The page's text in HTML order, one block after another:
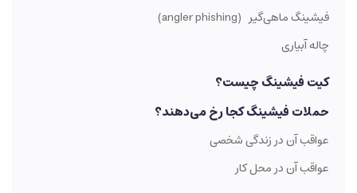
فیشینگ ماهی‌گیر (angler phishing)
چاله آبیاری
کیت فیشینگ چیست؟
حملات فیشینگ کجا رخ می‌دهند؟
عواقب آن در زندگی شخصی
عواقب آن در محل کار